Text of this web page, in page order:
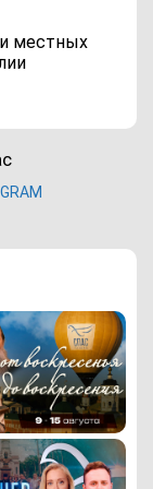
местных